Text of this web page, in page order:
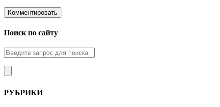
Поиск по сайту
РУБРИКИ